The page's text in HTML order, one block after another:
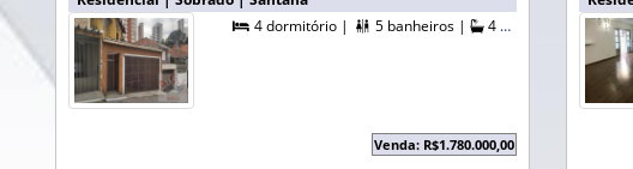
 4 dormitório |  5 banheiros | 4 suítes | 4
Venda: R$1.780.000,00